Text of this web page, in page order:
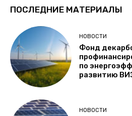
ПОСЛЕДНИЕ МАТЕРИАЛЫ
НОВОСТИ
Фонд
по
развитию
НОВОСТИ